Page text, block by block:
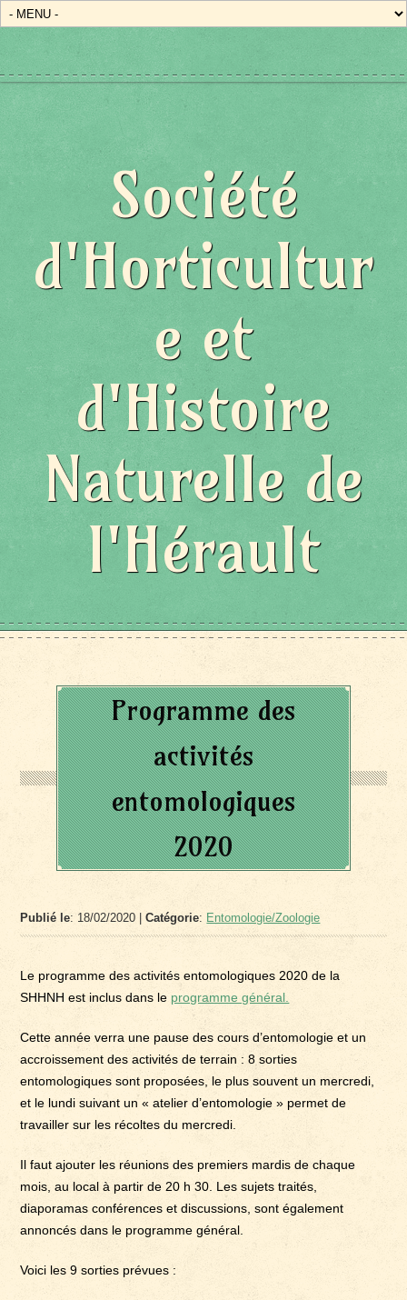
Société
d'Horticultur
e et
d'Histoire
Naturelle de
l'Hérault
Programme des
activités
entomologiques
2020
Publié le: 18/02/2020 |Catégorie: Entomologie/Zoologie
Le programme des activités entomologiques 2020 de la
SHHNH est inclus dans le programme général.
Cette année verra une pause des cours d’entomologie et un
accroissement des activités de terrain : 8 sorties
entomologiques sont proposées, le plus souvent un mercredi,
et le lundi suivant un « atelier d’entomologie » permet de
travailler sur les récoltes du mercredi.
Il faut ajouter les réunions des premiers mardis de chaque
mois, au local à partir de 20 h 30. Les sujets traités,
diaporamas conférences et discussions, sont également
annoncés dans le programme général.
Voici les 9 sorties prévues :